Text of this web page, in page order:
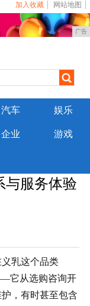
加入收藏 网站地图
广告
汽车 娱乐
企业 游戏
与服务体验
乳这个品类
它从选购咨询开
，有时甚至包含